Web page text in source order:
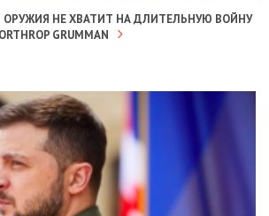
НЕ ХВАТИТ НА ДЛИТЕЛЬНУЮ ВОЙНУ
GRUMMAN